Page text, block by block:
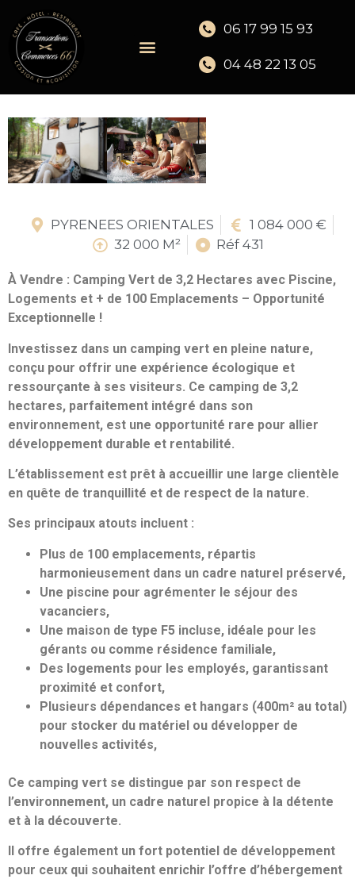
06 17 99 15 93
04 48 22 13 05
PYRENEES ORIENTALES
1 084 000 €
32 000 M²
Réf 431
À Vendre : Camping Vert de 3,2 Hectares avec Piscine,
Logements et + de 100 Emplacements – Opportunité
Exceptionnelle !
Investissez dans un camping vert en pleine nature,
conçu pour offrir une expérience écologique et
ressourçante à ses visiteurs. Ce camping de 3,2
hectares, parfaitement intégré dans son
environnement, est une opportunité rare pour allier
développement durable et rentabilité.
L’établissement est prêt à accueillir une large clientèle
en quête de tranquillité et de respect de la nature.
Ses principaux atouts incluent :
Plus de 100 emplacements, répartis
harmonieusement dans un cadre naturel préservé,
Une piscine pour agrémenter le séjour des
vacanciers,
Une maison de type F5 incluse, idéale pour les
gérants ou comme résidence familiale,
Des logements pour les employés, garantissant
proximité et confort,
Plusieurs dépendances et hangars (400m² au total)
pour stocker du matériel ou développer de
nouvelles activités,
Ce camping vert se distingue par son respect de
l’environnement, un cadre naturel propice à la détente
et à la découverte.
Il offre également un fort potentiel de développement
pour ceux qui souhaitent enrichir l’offre d’hébergement